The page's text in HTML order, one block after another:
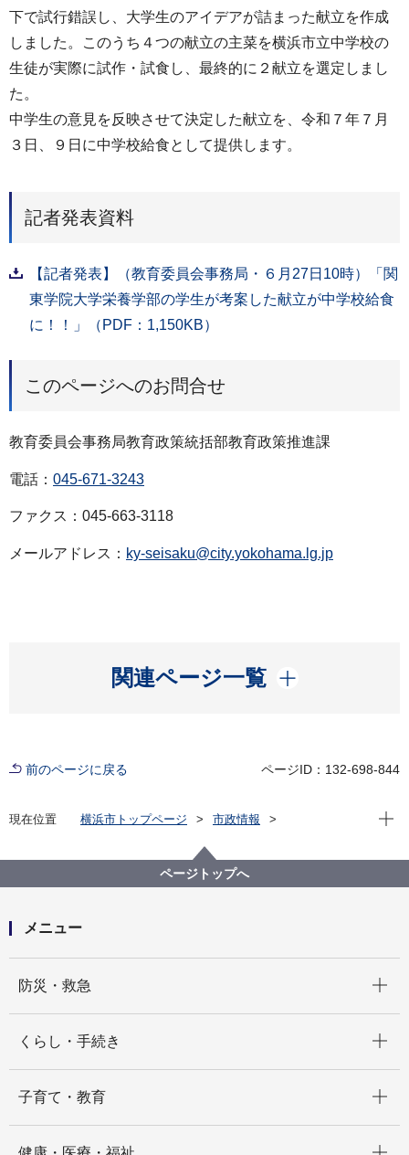
下で試行錯誤し、大学生のアイデアが詰まった献立を作成
しました。このうち４つの献立の主菜を横浜市立中学校の
生徒が実際に試作・試食し、最終的に２献立を選定しまし
た。
中学生の意見を反映させて決定した献立を、令和７年７月
３日、９日に中学校給食として提供します。
記者発表資料
【記者発表】（教育委員会事務局・６月27日10時）「関
東学院大学栄養学部の学生が考案した献立が中学校給食
に！！」（PDF：1,150KB）
このページへのお問合せ
教育委員会事務局教育政策統括部教育政策推進課
電話： 045-671-3243
ファクス：045-663-3118
メールアドレス： ky-seisaku@city.yokohama.lg.jp
関連ページ一覧
開く
前のページに戻る ページID：132-698-844
現在位置 横浜市トップページ
市政情報
記者発表 2025年度
関東学院大学栄養学部の学生が考案した献立が 中学校
給食に！！
現在
ページトップへ
メニュー
防災・救急
くらし・手続き
子育て・教育